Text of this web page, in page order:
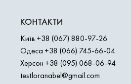
КОНТАКТИ
Київ +38 (067) 880-97-26
Одеса +38 (066) 745-66-04
Херсон +38 (095) 068-06-94
testforanabel@gmail.com